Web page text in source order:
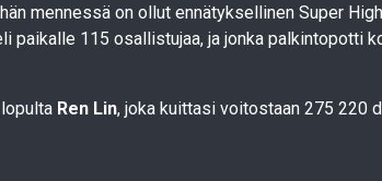
mennessä on ollut ennätyksellinen Super
paikalle 115 osallistujaa, ja jonka palkintopotti
Ren Lin, joka kuittasi voitostaan 275 220